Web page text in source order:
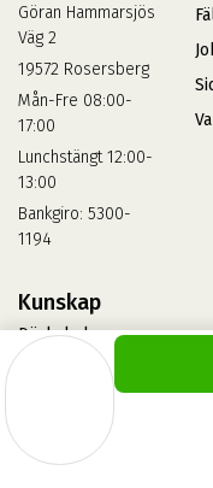
Göran Hammarsjös
Väg 2
19572 Rosersberg
Mån-Fre 08:00-
17:00
Lunchstängt 12:00-
13:00
Bankgiro: 5300-
1194
Kunskap
Däckskola
Informationsbank Av Däck
Och Fälgar